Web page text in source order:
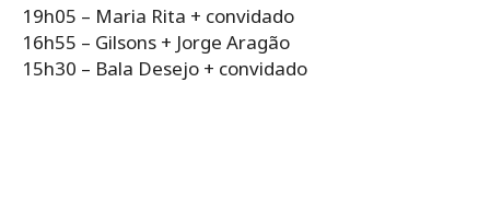
19h05 – Maria Rita + convidado
16h55 – Gilsons + Jorge Aragão
15h30 – Bala Desejo + convidado